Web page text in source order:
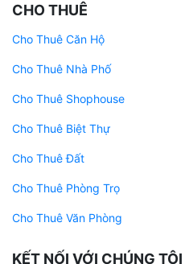
CHO THUÊ
Cho Thuê Căn Hộ
Cho Thuê Nhà Phố
Cho Thuê Shophouse
Cho Thuê Biệt Thự
Cho Thuê Đất
Cho Thuê Phòng Trọ
Cho Thuê Văn Phòng
KẾT NỐI VỚI CHÚNG TÔI